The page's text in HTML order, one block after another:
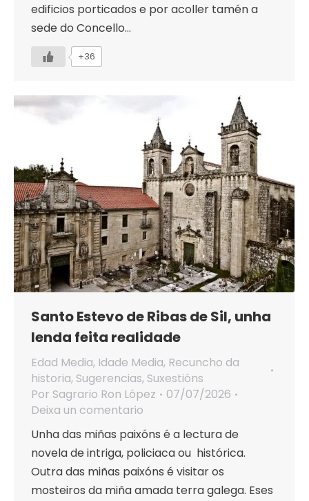
edificios porticados e por acoller tamén a
sede do Concello…
+36
Santo Estevo de Ribas de Sil, unha
lenda feita realidade
Edad Media, Idade Media, Recuncho da
historia, Sugerencias, Suxestións
Por Sagrario Ron López
07/07/2026
Deixa un comentario
Unha das miñas paixóns é a lectura de
novela de intriga, policiaca ou histórica.
Outra das miñas paixóns é visitar os
mosteiros da miña amada terra galega. Eses